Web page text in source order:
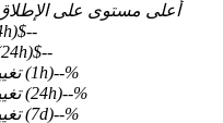
العقود الآجلة لـ COIN-M
العقود الآجلة
أعلى مستوى على
(24h)$--
(24h)$--
(1h)--%
(24h)--%
(7d)--%